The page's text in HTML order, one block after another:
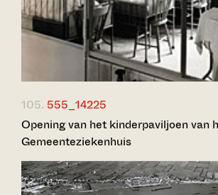
105. 555_14225
Opening van het kinderpaviljoen van
Gemeenteziekenhuis